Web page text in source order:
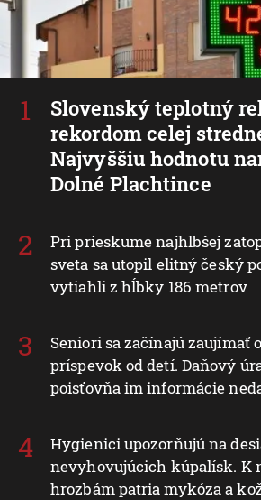
Slovenský teplotný
rekordom celej
Najvyššiu hodnotu
Dolné Plachtince
Pri prieskume najhlbšej
sveta sa utopil elitný český
vytiahli z hĺbky 186 metrov
Seniori sa začínajú zaujímať
príspevok od detí. Daňový
poisťovňa im informácie
Hygienici upozorňujú na
nevyhovujúcich kúpalísk. K
hrozbám patria mykóza a